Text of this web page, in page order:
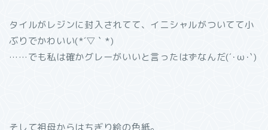
タイルがレジンに封入されてて、イニシャルがついてて小
ぶりでかわいい(*´▽｀*)
……でも私は確かグレーがいいと言ったはずなんだ(´･ω･`)
そして祖母からはちぎり絵の色紙。